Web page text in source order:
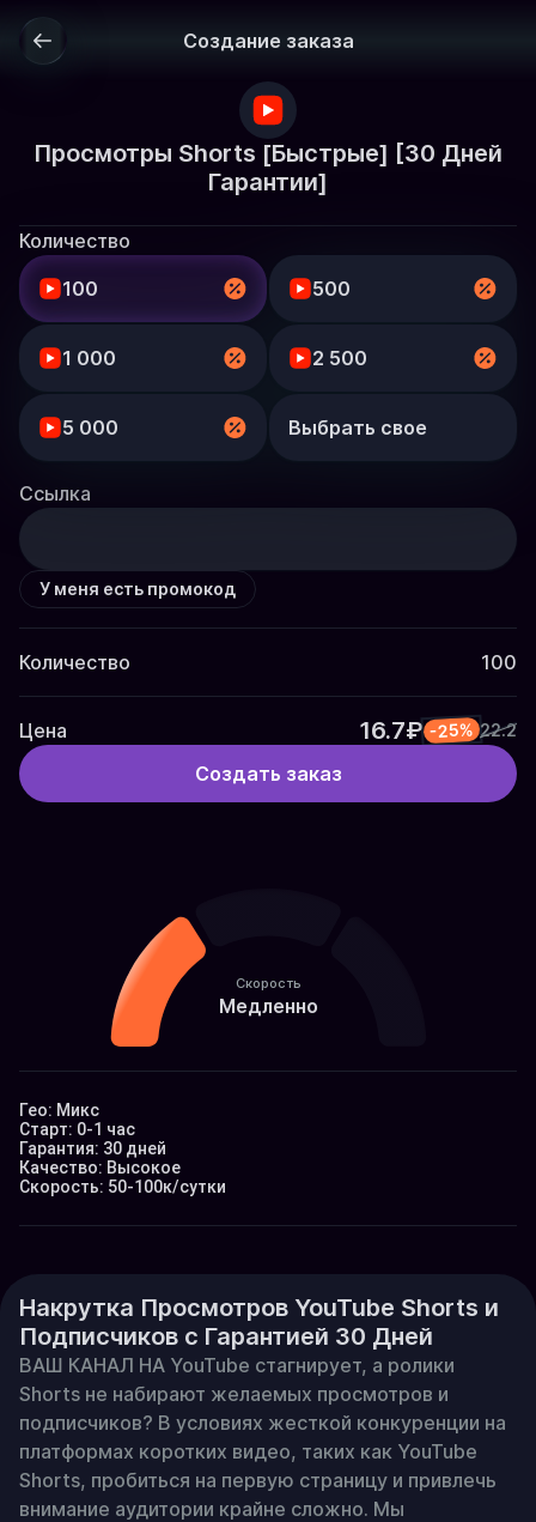
Создание заказа
Просмотры Shorts [Быстрые] [30 Дней
Гарантии]
Количество
100
500
1 000 2 500
5 000 Выбрать свое
Ссылка
У меня есть промокод
Количество 100
Цена 16.7₽ -25% 22.2
Создать заказ
Скорость
Медленно
Гео: Микс
Старт: 0-1 час
Гарантия: 30 дней
Качество: Высокое
Скорость: 50-100к/сутки
Накрутка Просмотров YouTube Shorts и
Подписчиков с Гарантией 30 Дней
ВАШ КАНАЛ НА YouTube стагнирует, а ролики
Shorts не набирают желаемых просмотров и
подписчиков? В условиях жесткой конкуренции на
платформах коротких видео, таких как YouTube
Shorts, пробиться на первую страницу и привлечь
внимание аудитории крайне сложно. Мы